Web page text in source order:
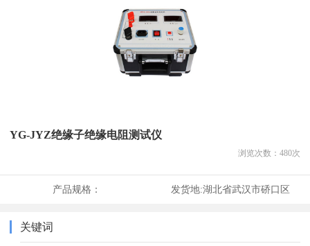
YG-JYZ绝缘子绝缘电阻测试仪
浏览次数： 480次
产品规格： 发货地:湖北省武汉市硚口区
关键词